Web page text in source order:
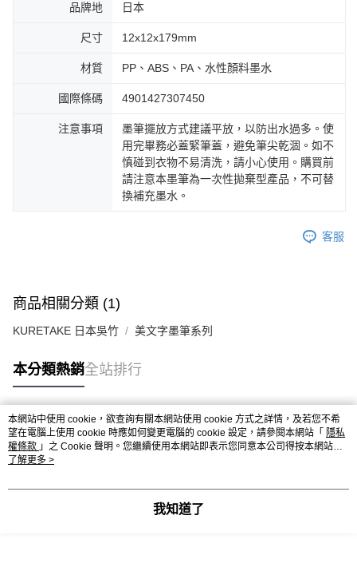
品牌地 日本
尺寸 12x12x179mm
材質 PP、ABS、PA、水性顏料墨水
國際條碼 4901427307450
注意事項
墨筆擺放方式建議平放，以防出水過多。使
用完畢務必蓋緊筆蓋，避免筆尖乾涸。如不
慎碰到衣物不易清洗，請小心使用。購買前
請注意本墨筆為一次性拋棄型產品，不可替
換補充墨水。
客服
商品相關分類 (1)
KURETAKE 日本吳竹 美文字墨筆系列
本分類熱銷全站排行
熱門標籤
本網站中使用 cookie，欲查詢有關本網站使用 cookie 方式之詳情，及若您不希
望在電腦上使用 cookie 時應如何變更電腦的 cookie 設定，請參閱本網站「 隱私
權條款 」之 Cookie 聲明。您繼續使用本網站即表示您同意本公司得按本網站使
用條款之 Cookie 聲明使用 cookie。
了解更多 >
我知道了